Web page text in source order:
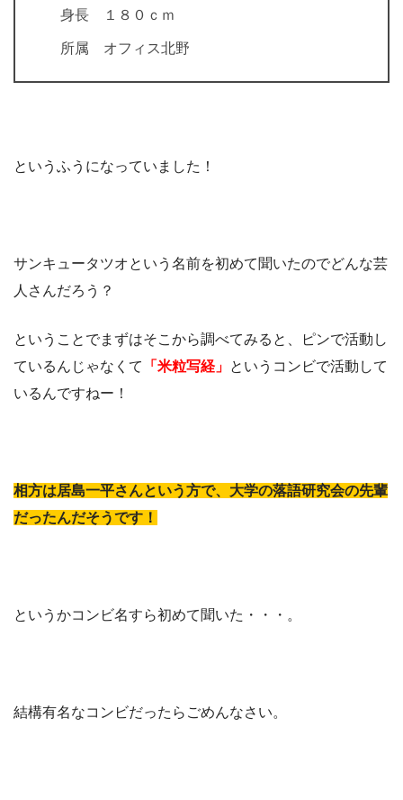
身長 １８０ｃｍ
所属 オフィス北野
というふうになっていました！
サンキュータツオという名前を初めて聞いたのでどんな芸
人さんだろう？
ということでまずはそこから調べてみると、ピンで活動し
ているんじゃなくて
「米粒写経」 というコンビで活動して
いるんですねー！
相方は居島一平さんという方で、大学の落語研究会の先輩
だったんだそうです！
というかコンビ名すら初めて聞いた・・・。
結構有名なコンビだったらごめんなさい。